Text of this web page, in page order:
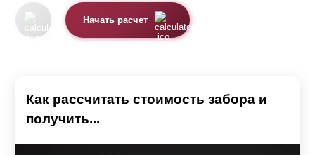
Начать расчет
Как рассчитать стоимость забора и
получить...